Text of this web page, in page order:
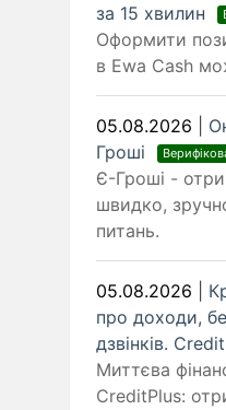
за 15 хвилин
Оформити
в Ewa Cash
05.08.2026
Гроші
Є-Гроші -
швидко,
питань.
05.08.2026
про доходи,
дзвінків.
Миттєва
CreditPlus: